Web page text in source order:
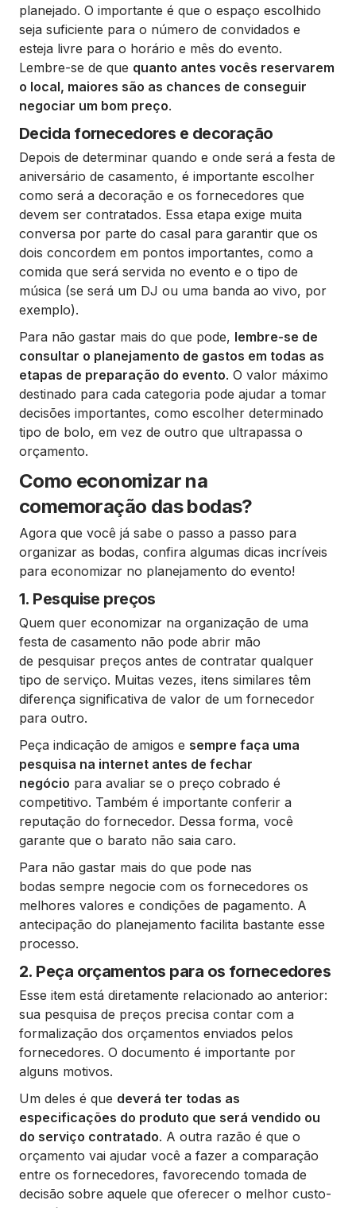
planejado. O importante é que o espaço escolhido
seja suficiente para o número de convidados e
esteja livre para o horário e mês do evento.
Lembre-se de que quanto antes vocês reservarem
o local, maiores são as chances de conseguir
negociar um bom preço.
Decida fornecedores e decoração
Depois de determinar quando e onde será a festa de
aniversário de casamento, é importante escolher
como será a decoração e os fornecedores que
devem ser contratados. Essa etapa exige muita
conversa por parte do casal para garantir que os
dois concordem em pontos importantes, como a
comida que será servida no evento e o tipo de
música (se será um DJ ou uma banda ao vivo, por
exemplo).
Para não gastar mais do que pode, lembre-se de
consultar o planejamento de gastos em todas as
etapas de preparação do evento. O valor máximo
destinado para cada categoria pode ajudar a tomar
decisões importantes, como escolher determinado
tipo de bolo, em vez de outro que ultrapassa o
orçamento.
Como economizar na
comemoração das bodas?
Agora que você já sabe o passo a passo para
organizar as bodas, confira algumas dicas incríveis
para economizar no planejamento do evento!
1. Pesquise preços
Quem quer economizar na organização de uma
festa de casamento não pode abrir mão
de pesquisar preços antes de contratar qualquer
tipo de serviço. Muitas vezes, itens similares têm
diferença significativa de valor de um fornecedor
para outro.
Peça indicação de amigos e sempre faça uma
pesquisa na internet antes de fechar
negócio para avaliar se o preço cobrado é
competitivo. Também é importante conferir a
reputação do fornecedor. Dessa forma, você
garante que o barato não saia caro.
Para não gastar mais do que pode nas
bodas sempre negocie com os fornecedores os
melhores valores e condições de pagamento. A
antecipação do planejamento facilita bastante esse
processo.
2. Peça orçamentos para os fornecedores
Esse item está diretamente relacionado ao anterior:
sua pesquisa de preços precisa contar com a
formalização dos orçamentos enviados pelos
fornecedores. O documento é importante por
alguns motivos.
Um deles é que deverá ter todas as
especificações do produto que será vendido ou
do serviço contratado. A outra razão é que o
orçamento vai ajudar você a fazer a comparação
entre os fornecedores, favorecendo tomada de
decisão sobre aquele que oferecer o melhor custo-